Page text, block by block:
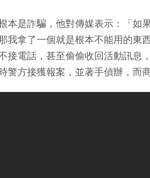
本是詐騙，他對傳媒表示：「如
我拿了一個就是根本不能用的東
接電話，甚至偷偷收回活動訊息
警方接獲報案，並著手偵辦，而